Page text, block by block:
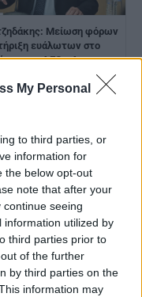
My Personal
to third parties, or
information for
the below opt-out
note that after your
seeing
information utilized by
third parties prior to
of the further
by third parties on the
information may
Μείωση φόρων
ευάλωτων στο
της ΔΕΘ - Δεν
θα τάξει
Δεν πρέπει να
οι μεγάλες